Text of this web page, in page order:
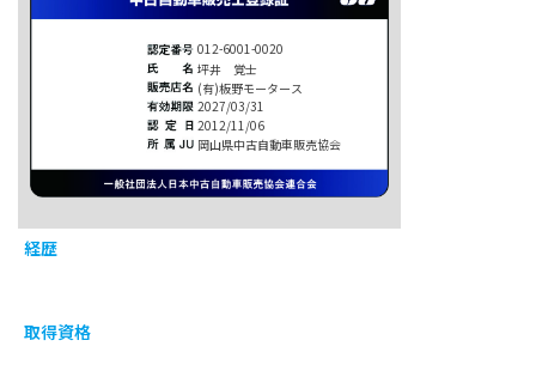
012-6001-0020
坪井 覚士
(有)板野モータース
2027/03/31
2012/11/06
岡山県中古自動車販売協会
経歴
取得資格